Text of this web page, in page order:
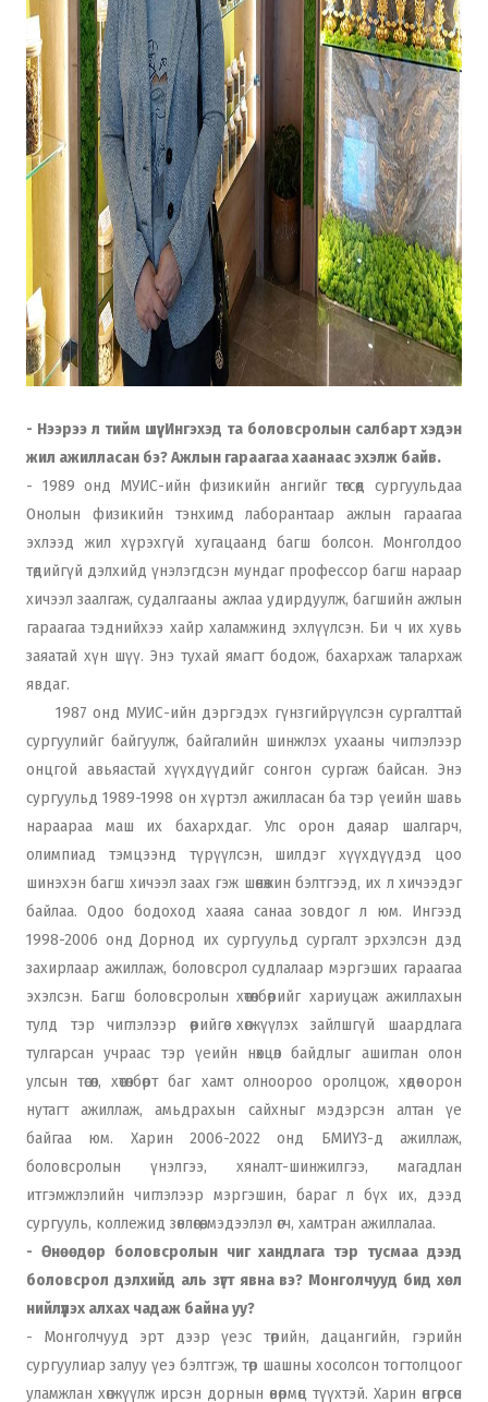
- Нээрээ л тийм шүү. Ингэхэд та боловсролын салбарт хэдэн
жил ажилласан бэ? Ажлын гараагаа хаанаас эхэлж байв.
- 1989 онд МУИС-ийн физикийн ангийг төгсөөд сургуульдаа
Онолын физикийн тэнхимд лаборантаар ажлын гараагаа
эхлээд жил хүрэхгүй хугацаанд багш болсон. Монголдоо
төдийгүй дэлхийд үнэлэгдсэн мундаг профессор багш нараар
хичээл заалгаж, судалгааны ажлаа удирдуулж, багшийн ажлын
гараагаа тэднийхээ хайр халамжинд эхлүүлсэн. Би ч их хувь
заяатай хүн шүү. Энэ тухай ямагт бодож, бахархаж талархаж
явдаг.
1987 онд МУИС-ийн дэргэдэх гүнзгийрүүлсэн сургалттай
сургуулийг байгуулж, байгалийн шинжлэх ухааны чиглэлээр
онцгой авьяастай хүүхдүүдийг сонгон сургаж байсан. Энэ
сургуульд 1989-1998 он хүртэл ажилласан ба тэр үеийн шавь
нараараа маш их бахархдаг. Улс орон даяар шалгарч,
олимпиад тэмцээнд түрүүлсэн, шилдэг хүүхдүүдэд цоо
шинэхэн багш хичээл заах гэж шөнөжин бэлтгээд, их л хичээдэг
байлаа. Одоо бодоход хааяа санаа зовдог л юм. Ингээд
1998-2006 онд Дорнод их сургуульд сургалт эрхэлсэн дэд
захирлаар ажиллаж, боловсрол судлалаар мэргэших гараагаа
эхэлсэн. Багш боловсролын хөтөлбөрийг хариуцаж ажиллахын
тулд тэр чиглэлээр өөрийгөө хөгжүүлэх зайлшгүй шаардлага
тулгарсан учраас тэр үеийн нөхцөл байдлыг ашиглан олон
улсын төсөл, хөтөлбөрт баг хамт олноороо оролцож, хөдөө орон
нутагт ажиллаж, амьдрахын сайхныг мэдэрсэн алтан үе
байгаа юм. Харин 2006-2022 онд БМИҮЗ-д ажиллаж,
боловсролын үнэлгээ, хяналт-шинжилгээ, магадлан
итгэмжлэлийн чиглэлээр мэргэшин, бараг л бүх их, дээд
сургууль, коллежид зөвлөгөө, мэдээлэл өгч, хамтран ажиллалаа.
- Өнөөдөр боловсролын чиг хандлага тэр тусмаа дээд
боловсрол дэлхийд аль зүгт явна вэ? Монголчууд бид хөл
нийлүүлэх алхах чадаж байна уу?
- Монголчууд эрт дээр үеэс төрийн, дацангийн, гэрийн
сургуулиар залуу үеэ бэлтгэж, төр шашны хосолсон тогтолцоог
уламжлан хөгжүүлж ирсэн дорнын өвөрмөц түүхтэй. Харин өнгөрсөн